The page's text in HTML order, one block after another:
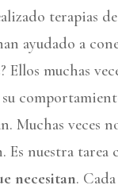
terapias de
ayudado a
Ellos muchas
Muchas veces
Es nuestra tarea
necesitan.